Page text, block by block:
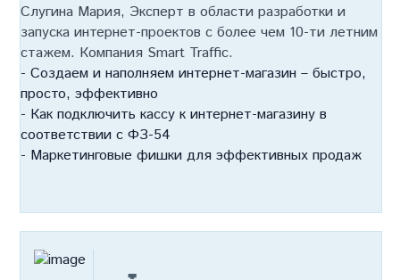
Слугина Мария, Эксперт в области разработки и
запуска интернет-проектов с более чем 10-ти летним
стажем. Компания Smart Traffic.
- Создаем и наполняем интернет-магазин – быстро,
просто, эффективно
- Как подключить кассу к интернет-магазину в
соответствии с ФЗ-54
- Маркетинговые фишки для эффективных продаж